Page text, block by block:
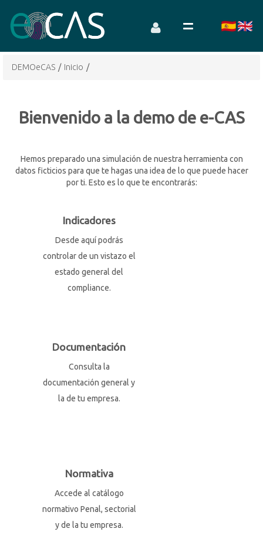
DEMOeCAS / Inicio /
Bienvenido a la demo de e-CAS
Hemos preparado una simulación de nuestra herramienta con
datos ficticios para que te hagas una idea de lo que puede hacer
por ti. Esto es lo que te encontrarás:
Indicadores
Desde aquí podrás
controlar de un vistazo el
estado general del
compliance.
Documentación
Consulta la
documentación general y
la de tu empresa.
Normativa
Accede al catálogo
normativo Penal, sectorial
y de la tu empresa.